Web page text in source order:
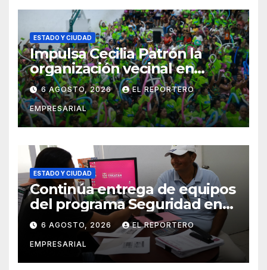
ESTADO Y CIUDAD
Impulsa Cecilia Patrón la
organización vecinal en
Mérida y suma a comités de
vigilancia en la prevención
social del delito
6 AGOSTO, 2026 EL REPORTERO
EMPRESARIAL
ESTADO Y CIUDAD
Continúa entrega de equipos
del programa Seguridad en
el Mar
6 AGOSTO, 2026 EL REPORTERO
EMPRESARIAL